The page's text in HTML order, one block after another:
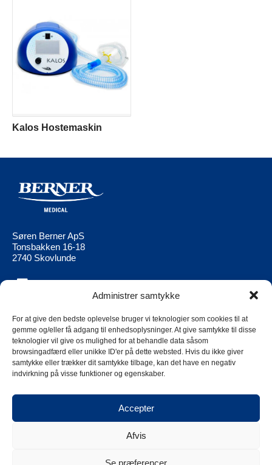
Administrer samtykke
For at give den bedste oplevelse bruger vi teknologier som cookies til at
gemme og/eller få adgang til enhedsoplysninger. At give samtykke til disse
teknologier vil give os mulighed for at behandle data såsom
browsingadfærd eller unikke ID'er på dette websted. Hvis du ikke giver
samtykke eller trækker dit samtykke tilbage, kan det have en negativ
indvirkning på visse funktioner og egenskaber.
Accepter
Afvis
Se præferencer
Kalos Hostemaskin
Søren Berner ApS
Tonsbakken 16-18
2740 Skovlunde
Produkter
Aktuell
Kontakt os
Berner Group Supplier Code of
Privacy policy
Berner Ltd
Berner Medical FI
Berner Medical
NO
Berner Medical